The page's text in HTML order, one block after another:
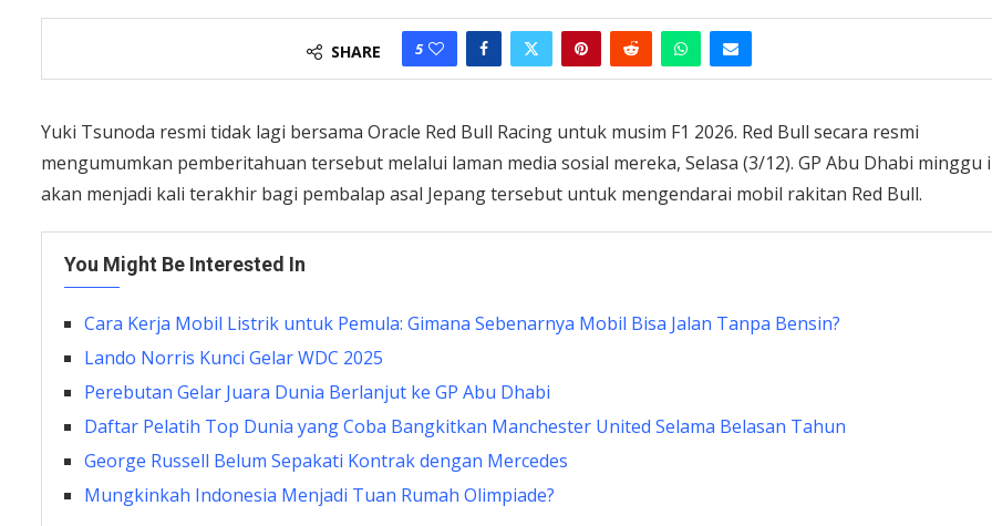
SHARE 5
Yuki Tsunoda resmi tidak lagi bersama Oracle Red Bull Racing untuk musim F1 2026. Red Bull secara resmi
mengumumkan pemberitahuan tersebut melalui laman media sosial mereka, Selasa (3/12). GP Abu Dhabi minggu
akan menjadi kali terakhir bagi pembalap asal Jepang tersebut untuk mengendarai mobil rakitan Red Bull.
You Might Be Interested In
Cara Kerja Mobil Listrik untuk Pemula: Gimana Sebenarnya Mobil Bisa Jalan Tanpa Bensin?
Lando Norris Kunci Gelar WDC 2025
Perebutan Gelar Juara Dunia Berlanjut ke GP Abu Dhabi
Daftar Pelatih Top Dunia yang Coba Bangkitkan Manchester United Selama Belasan Tahun
George Russell Belum Sepakati Kontrak dengan Mercedes
Mungkinkah Indonesia Menjadi Tuan Rumah Olimpiade?